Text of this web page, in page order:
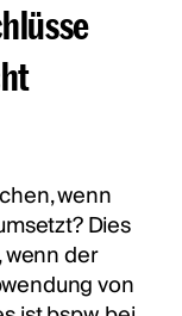
wenn
Dies
der
von